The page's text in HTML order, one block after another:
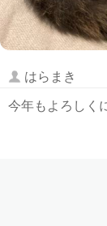
はらまき
今年もよろしく